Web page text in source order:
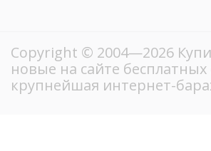
Copyright © 2004—2026
новые на сайте
крупнейшая интернет-